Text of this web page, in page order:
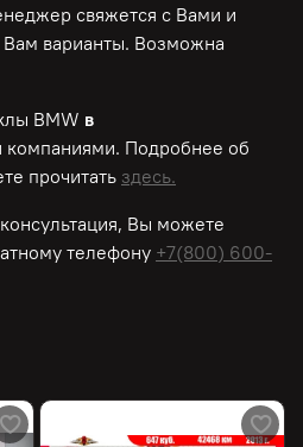
свяжется с Вами и
варианты. Возможна
BMW в
компаниями. Подробнее об
прочитать здесь.
Вы можете
телефону +7(800) 600-